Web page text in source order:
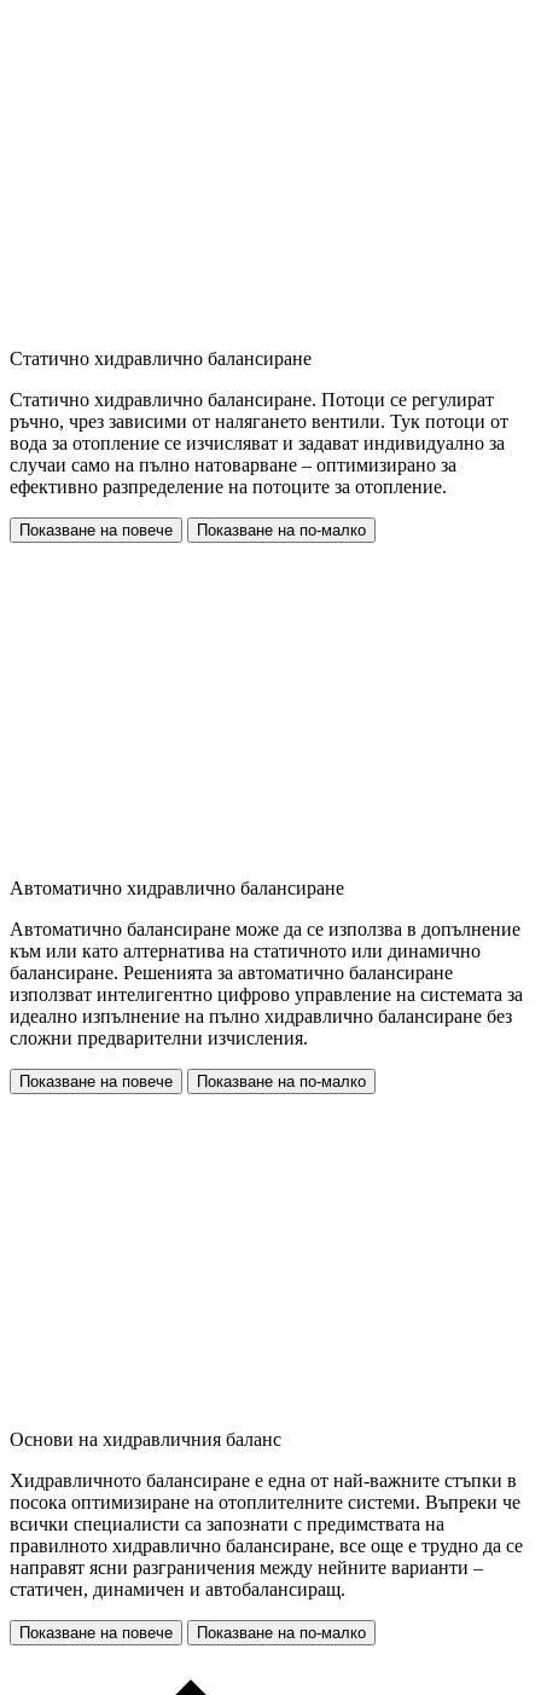
Статично хидравлично балансиране
Статично хидравлично балансиране. Потоци се регулират
ръчно, чрез зависими от налягането вентили. Тук потоци от
вода за отопление се изчисляват и задават индивидуално за
случаи само на пълно натоварване – оптимизирано за
ефективно разпределение на потоците за отопление.
Показване на повече Показване на по-малко
Автоматично хидравлично балансиране
Автоматично балансиране може да се използва в допълнение
към или като алтернатива на статичното или динамично
балансиране. Решенията за автоматично балансиране
използват интелигентно цифрово управление на системата за
идеално изпълнение на пълно хидравлично балансиране без
сложни предварителни изчисления.
Показване на повече Показване на по-малко
Основи на хидравличния баланс
Хидравличното балансиране е една от най-важните стъпки в
посока оптимизиране на отоплителните системи. Въпреки че
всички специалисти са запознати с предимствата на
правилното хидравлично балансиране, все още е трудно да се
направят ясни разграничения между нейните варианти –
статичен, динамичен и автобалансиращ.
Показване на повече Показване на по-малко